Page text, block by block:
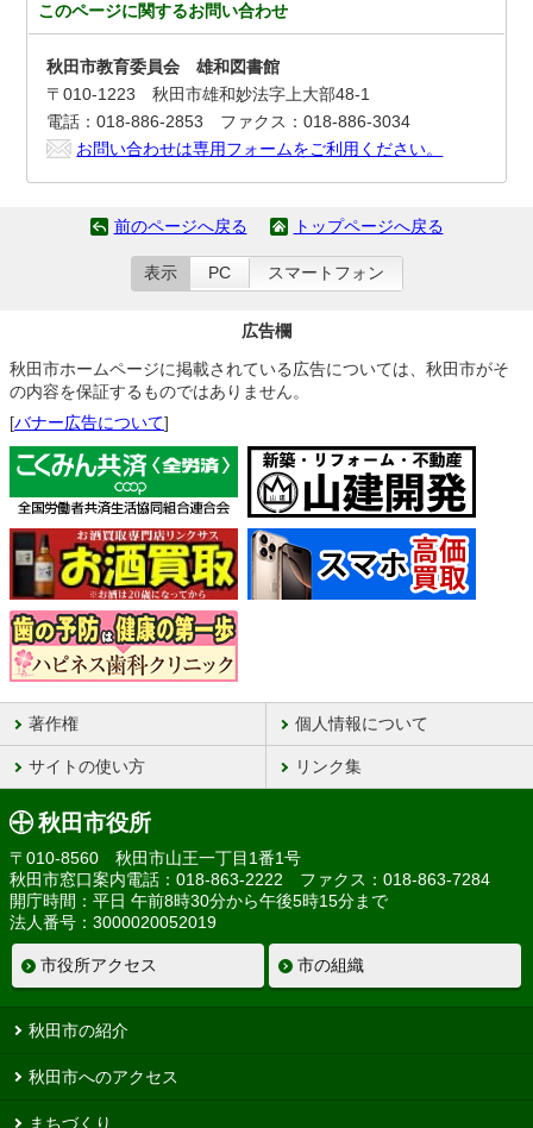
このページに関するお問い合わせ
秋田市教育委員会 雄和図書館
〒010-1223 秋田市雄和妙法字上大部48-1
電話：018-886-2853 ファクス：018-886-3034
お問い合わせは専用フォームをご利用ください。
前のページへ戻る トップページへ戻る
表示 PC スマートフォン
広告欄
秋田市ホームページに掲載されている広告については、秋田市がそ
の内容を保証するものではありません。
[バナー広告について]
著作権 個人情報について
サイトの使い方 リンク集
秋田市役所
〒010-8560 秋田市山王一丁目1番1号
秋田市窓口案内電話：018-863-2222 ファクス：018-863-7284
開庁時間：平日 午前8時30分から午後5時15分まで
法人番号：3000020052019
市役所アクセス 市の組織
秋田市の紹介
秋田市へのアクセス
まちづくり